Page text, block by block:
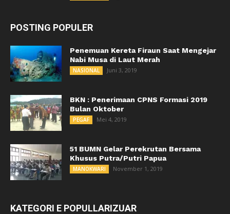
POSTING POPULER
Penemuan Kereta Firaun Saat Mengejar
Nabi Musa di Laut Merah
NASIONAL Juni 3, 2019
BKN : Penerimaan CPNS Formasi 2019
Bulan Oktober
PEGAF Mei 4, 2019
51 BUMN Gelar Perekrutan Bersama
Khusus Putra/Putri Papua
MANOKWARI November 1, 2019
KATEGORI E POPULLARIZUAR